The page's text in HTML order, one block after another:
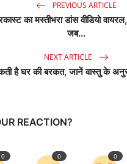
PREVIOUS ARTICLE
का मस्तीभरा डांस वीडियो
जब...
NEXT ARTICLE
है घर की बरकत, जानें वास्तु के
REACTION?
0 0 0